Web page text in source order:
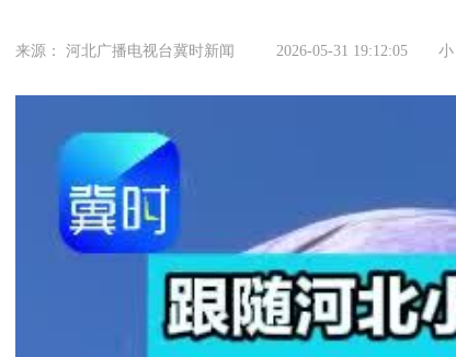
来源： 河北广播电视台冀时新闻 2026-05-31 19:12:05 小